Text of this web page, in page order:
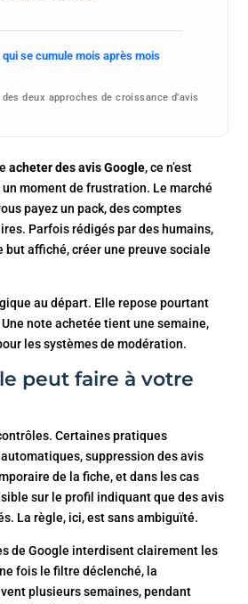
qui se cumule mois après mois
deux approches de croissance d’avis
acheter des avis Google, ce n’est
un moment de frustration. Le marché
payez un pack, des comptes
Parfois rédigés par des humains,
affiché, créer une preuve sociale
au départ. Elle repose pourtant
note achetée tient une semaine,
les systèmes de modération.
peut faire à votre
Certaines pratiques
suppression des avis
de la fiche, et dans les cas
sur le profil indiquant que des avis
La règle, ici, est sans ambiguïté.
de Google interdisent clairement les
fois le filtre déclenché, la
plusieurs semaines, pendant